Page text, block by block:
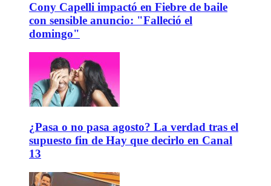
Cony Capelli impactó en Fiebre de baile
con sensible anuncio: "Falleció el
domingo"
¿Pasa o no pasa agosto? La verdad tras el
supuesto fin de Hay que decirlo en Canal
13